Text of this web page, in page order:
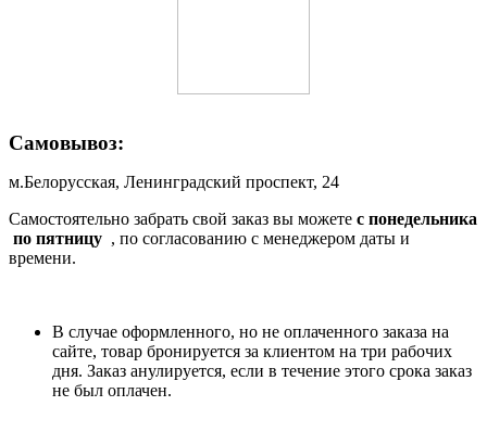
Самовывоз:
м.Белорусская, Ленинградский проспект, 24
Самостоятельно забрать свой заказ вы можете c понедельника
по пятницу , по согласованию с менеджером даты и
времени.
В случае оформленного, но не оплаченного заказа на
сайте, товар бронируется за клиентом на три рабочих
дня. Заказ анулируется, если в течение этого срока заказ
не был оплачен.